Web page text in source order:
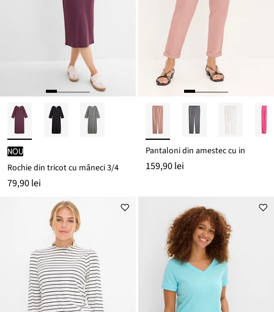
nou
Rochie din tricot cu mâneci 3/4
79,90 lei
Pantaloni din amestec cu in
159,90 lei